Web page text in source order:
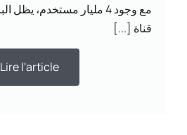
مع وجود 4 مليار مستخدم، يظل
قناة [...]
Lire l'article